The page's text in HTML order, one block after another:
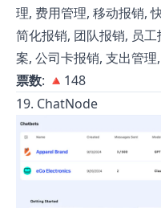
理, 费用管理, 移动报销,
简化报销, 团队报销, 员
案, 公司卡报销, 支出管
票数: 🔺148
19. ChatNode